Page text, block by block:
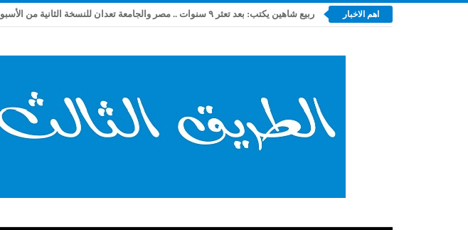
اهم الاخبار